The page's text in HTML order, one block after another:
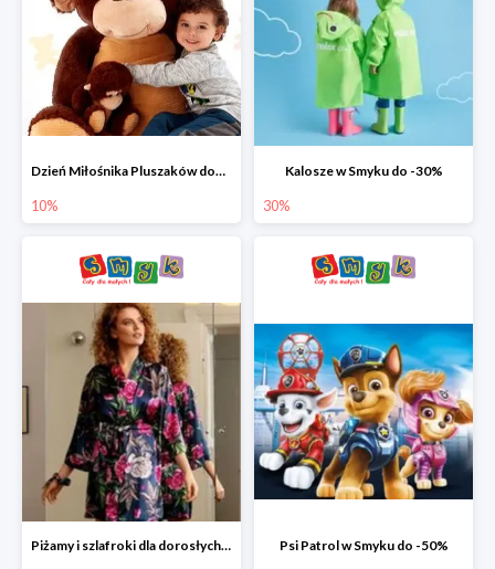
Dzień Miłośnika Pluszaków dodatkowy rabat -10%
10%
Kalosze w Smyku do -30%
30%
Piżamy i szlafroki dla dorosłych w Smyku do -30% Psi Patrol w Smyku do -50%